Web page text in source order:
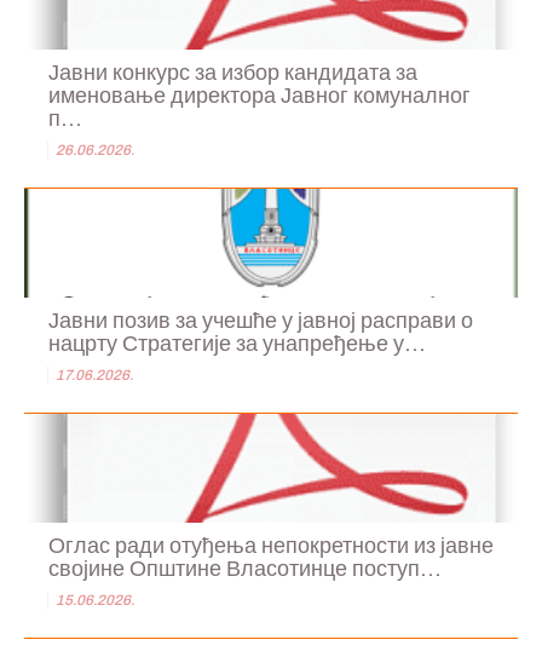
Јавни конкурс за избор кандидата за
именовање директора Јавног комуналног
п...
26.06.2026.
Јавни позив за учешће у јавној расправи о
нацрту Стратегије за унапређење у...
17.06.2026.
Оглас ради отуђења непокретности из јавне
својине Општине Власотинце поступ...
15.06.2026.